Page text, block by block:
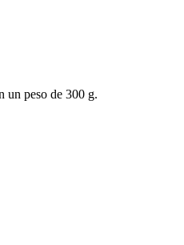
un peso de 300 g.